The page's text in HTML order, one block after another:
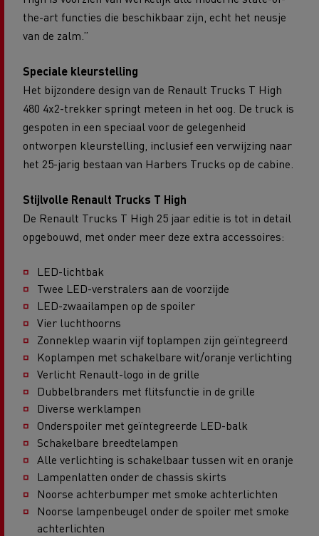
the-art functies die beschikbaar zijn, echt het neusje
van de zalm.”
Speciale kleurstelling
Het bijzondere design van de Renault Trucks T High
480 4x2-trekker springt meteen in het oog. De truck is
gespoten in een speciaal voor de gelegenheid
ontworpen kleurstelling, inclusief een verwijzing naar
het 25-jarig bestaan van Harbers Trucks op de cabine.
Stijlvolle Renault Trucks T High
De Renault Trucks T High 25 jaar editie is tot in detail
opgebouwd, met onder meer deze extra accessoires:
LED-lichtbak
Twee LED-verstralers aan de voorzijde
LED-zwaailampen op de spoiler
Vier luchthoorns
Zonneklep waarin vijf toplampen zijn geïntegreerd
Koplampen met schakelbare wit/oranje verlichting
Verlicht Renault-logo in de grille
Dubbelbranders met flitsfunctie in de grille
Diverse werklampen
Onderspoiler met geïntegreerde LED-balk
Schakelbare breedtelampen
Alle verlichting is schakelbaar tussen wit en oranje
Lampenlatten onder de chassis skirts
Noorse achterbumper met smoke achterlichten
Noorse lampenbeugel onder de spoiler met smoke
achterlichten